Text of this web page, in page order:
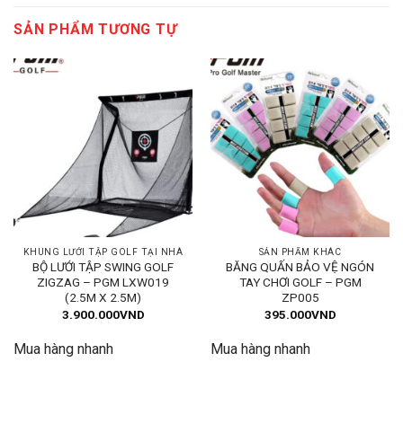
SẢN PHẨM TƯƠNG TỰ
KHUNG LƯỚI TẬP GOLF TẠI NHÀ
BỘ LƯỚI TẬP SWING GOLF
ZIGZAG – PGM LXW019
(2.5M X 2.5M)
3.900.000VND
Mua hàng nhanh
SẢN PHẨM KHÁC
BĂNG QUẤN BẢO VỆ NGÓN
TAY CHƠI GOLF – PGM
ZP005
395.000VND
Mua hàng nhanh